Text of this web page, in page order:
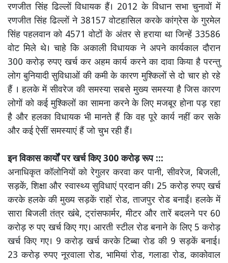
रणजीत सिंह ढिल्लों विधायक हैं। 2012 के विधान सभा चुनावों में
रणजीत सिंह ढिल्लों ने 38157 वोटहासिल करके कांग्रेस के गुरमेल
सिंह पहलवान को 4571 वोटों के अंतर से हराया था जिन्हें 33586
वोट मिले थे। चाहे कि अकाली विधायक ने अपने कार्यकाल दौरान
300 करोड़ रुपए खर्च कर अहम कार्य करने का दावा किया है परन्तु
लोग बुनियादी सुविधाओं की कमी के कारण मुश्किलों से दो चार हो रहे
हैं । हलके में सीवरेज की समस्या सबसे मुख्य समस्या है जिस कारण
लोगों को कई मुश्किलों का सामना करने के लिए मजबूर होना पड़ रहा
है और हलका विधायक भी मानते हैं कि वह पूरे कार्य नहीं कर सके
और कई ऐसीं समस्याएं हैं जो चुभ रही हैं।
इन विकास कार्यों पर खर्च किए 300 करोड़ रूप :::
अनाधिकृत कॉलोनियों को रेगुलर करवा कर पानी, सीवरेज, बिजली,
सड़कें, शिक्षा और स्वास्थ्य सुविधाएं प्रदान की। 25 करोड़ रुपए खर्च
करके हलके की मुख्य सड़कें राहों रोड, ताजपुर रोड बनाईं। हलके में
सारा बिजली तंत्र खंबे, ट्रांसफार्मर, मीटर और तारें बदलने पर 60
करोड़ रु पए खर्च किए गए। आरती स्टील रोड बनाने के लिए 5 करोड़
खर्च किए गए। 9 करोड़ खर्च करके टिब्बा रोड की 9 सड़कें बनाई।
23 करोड़ रुपए नूरवाला रोड, भामियां रोड, गलाडा रोड, काकोवाल